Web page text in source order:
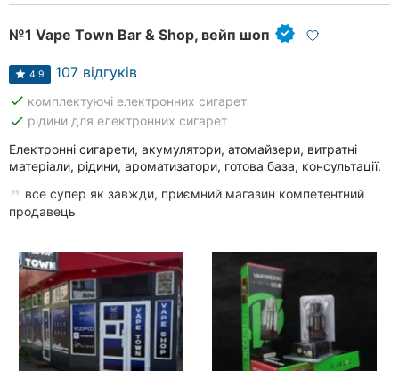
№1 Vape Town Bar & Shop, вейп шоп
4.9 107 відгуків
done комплектуючі електронних сигарет
done рідини для електронних сигарет
Електронні сигарети, акумулятори, атомайзери, витратні
матеріали, рідини, ароматизатори, готова база, консультації.
все супер як завжди, приємний магазин компетентний
продавець